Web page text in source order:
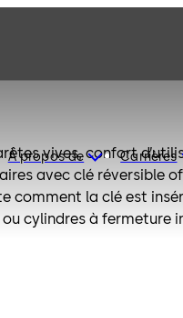
À propos de Carrières
vives, confort
avec clé réversible
comment la clé est
ou cylindres à fermeture